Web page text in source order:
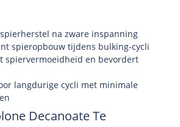
na zware inspanning
spieropbouw tijdens bulking-cycli
spiervermoeidheid en bevordert
langdurige cycli met minimale
Decanoate Te